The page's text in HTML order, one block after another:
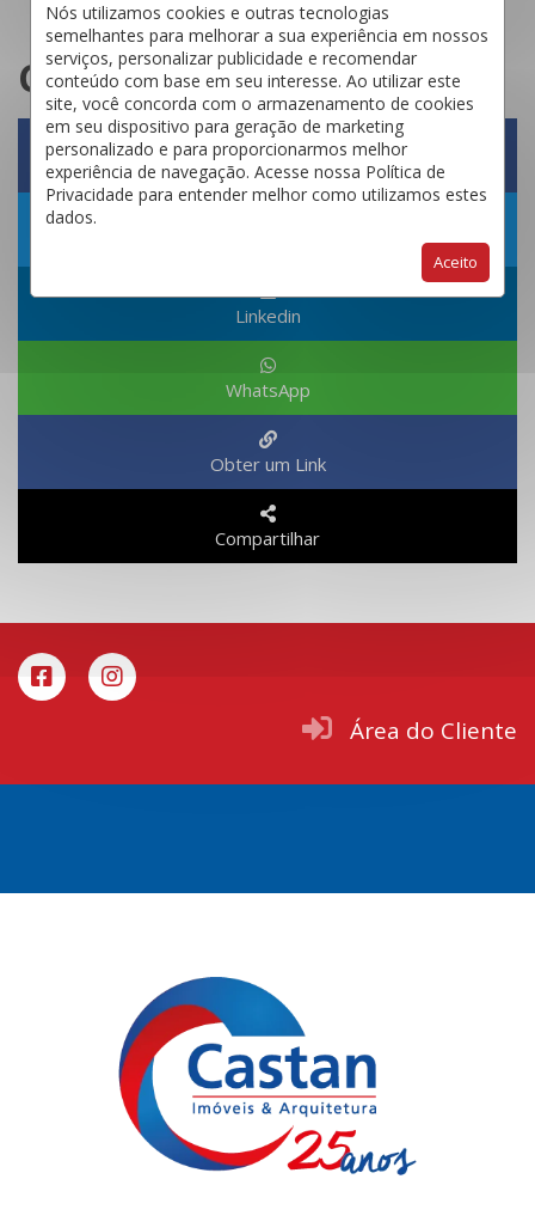
Nós utilizamos cookies e outras tecnologias
semelhantes para melhorar a sua experiência em nossos
serviços, personalizar publicidade e recomendar
conteúdo com base em seu interesse. Ao utilizar este
site, você concorda com o armazenamento de cookies
em seu dispositivo para geração de marketing
personalizado e para proporcionarmos melhor
experiência de navegação. Acesse nossa Política de
Privacidade para entender melhor como utilizamos estes
dados.
Aceito
Compartilhe:
Facebook
Linkedin
WhatsApp
Obter um Link
Compartilhar
Área do Cliente